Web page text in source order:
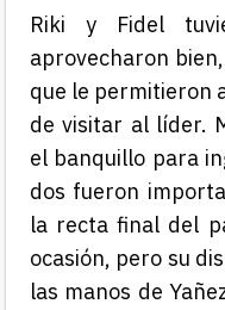
Riki y Fidel
aprovecharon
que le permitieron
de visitar al líder.
el banquillo para
dos fueron
la recta final del
ocasión, pero su
las manos de